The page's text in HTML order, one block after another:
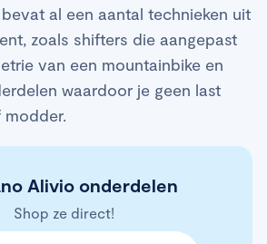
al een aantal technieken uit
zoals shifters die aangepast
van een mountainbike en
waardoor je geen last
Alivio onderdelen
Shop ze direct!